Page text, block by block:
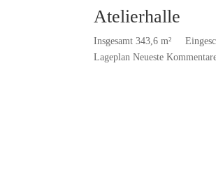
Atelierhalle
Insgesamt 343,6 m²
Lageplan Neueste